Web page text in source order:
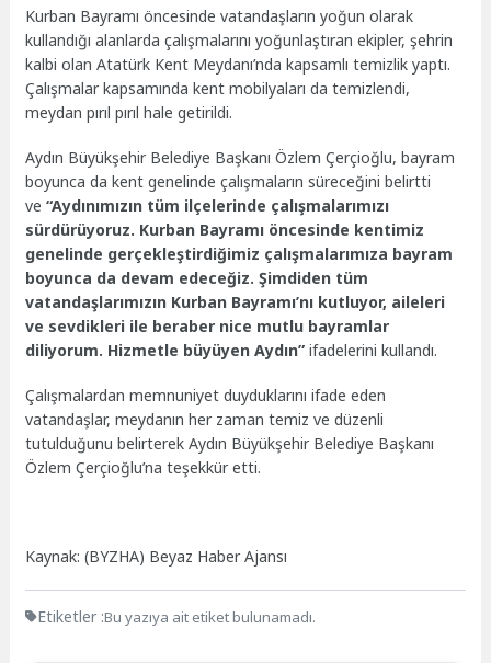
Kurban Bayramı öncesinde vatandaşların yoğun olarak
kullandığı alanlarda çalışmalarını yoğunlaştıran ekipler, şehrin
kalbi olan Atatürk Kent Meydanı’nda kapsamlı temizlik yaptı.
Çalışmalar kapsamında kent mobilyaları da temizlendi,
meydan pırıl pırıl hale getirildi.
Aydın Büyükşehir Belediye Başkanı Özlem Çerçioğlu, bayram
boyunca da kent genelinde çalışmaların süreceğini belirtti
ve“Aydınımızın tüm ilçelerinde çalışmalarımızı
sürdürüyoruz. Kurban Bayramı öncesinde kentimiz
genelinde gerçekleştirdiğimiz çalışmalarımıza bayram
boyunca da devam edeceğiz. Şimdiden tüm
vatandaşlarımızın Kurban Bayramı’nı kutluyor, aileleri
ve sevdikleri ile beraber nice mutlu bayramlar
diliyorum. Hizmetle büyüyen Aydın”ifadelerini kullandı.
Çalışmalardan memnuniyet duyduklarını ifade eden
vatandaşlar, meydanın her zaman temiz ve düzenli
tutulduğunu belirterek Aydın Büyükşehir Belediye Başkanı
Özlem Çerçioğlu’na teşekkür etti.
Kaynak: (BYZHA) Beyaz Haber Ajansı
Etiketler :Bu yazıya ait etiket bulunamadı.